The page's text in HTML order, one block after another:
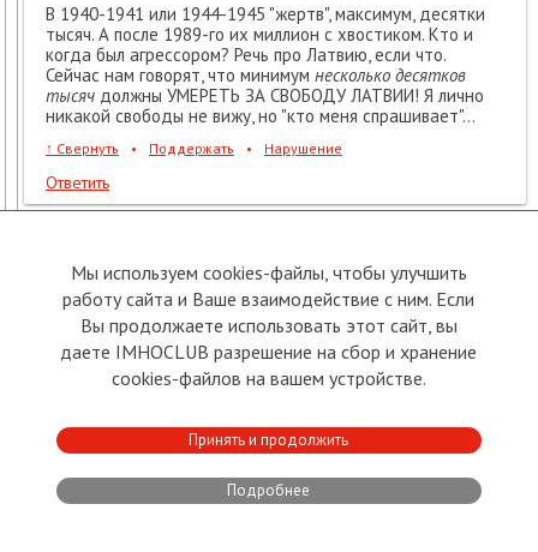
В 1940-1941 или 1944-1945 "жертв", максимум, десятки
тысяч. А после 1989-го их миллион с хвостиком. Кто и
когда был агрессором? Речь про Латвию, если что.
Сейчас нам говорят, что минимум несколько десятков
тысяч должны УМЕРЕТЬ ЗА СВОБОДУ ЛАТВИИ! Я лично
никакой свободы не вижу, но "кто меня спрашивает"...
↑ Свернуть • Поддержать • Нарушение
Ответить
Поддержали: Юрий Васильевич Мартинович, Роланд Руматов
Юрий Васильевич Мартинович
Марина Зимина
Нет в Латвии таких жертв, которые могли бы
обеспечить свободу государству. Если выражаться
более точно, то именно общество способно оценить,
Власть же, или государственный чиновник не может
быть свободен априори.
↑ Поддержать • Нарушение
Мы используем cookies-файлы, чтобы улучшить
работу сайта и Ваше взаимодействие с ним. Если
Вы продолжаете использовать этот сайт, вы
даете IMHOCLUB разрешение на сбор и хранение
cookies-файлов на вашем устройстве.
Принять и продолжить
Подробнее